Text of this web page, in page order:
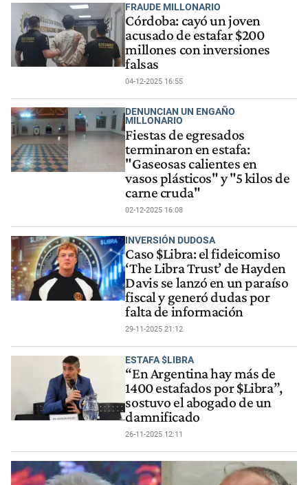
FRAUDE MILLONARIO
Córdoba: cayó un joven
acusado de estafar $200
millones con inversiones
falsas
04-12-2025 16:55
DENUNCIAN UN ENGAÑO
MILLONARIO
Fiestas de egresados
terminaron en estafa:
"Gaseosas calientes en
vasos plásticos" y "5 kilos de
carne cruda"
02-12-2025 16:08
INVERSIÓN DUDOSA
Caso $Libra: el fideicomiso
‘The Libra Trust’ de Hayden
Davis se lanzó en un paraíso
fiscal y generó dudas por
falta de información
29-11-2025 21:12
ESTAFA $LIBRA
“En Argentina hay más de
1400 estafados por $Libra”,
sostuvo el abogado de un
damnificado
26-11-2025 12:11